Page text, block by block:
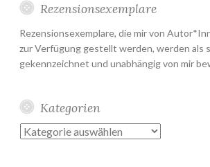
Rezensionsexemplare
Rezensionsexemplare, die mir von
zur Verfügung gestellt werden, werden als
gekennzeichnet und unabhängig von mir
Kategorien
Kategorien